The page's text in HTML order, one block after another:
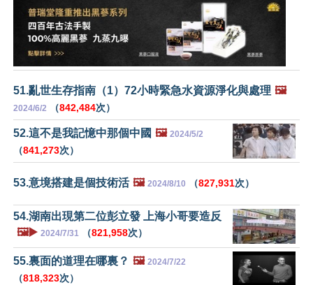
51.亂世生存指南（1）72小時緊急水資源淨化與處理 🖼️
2024/6/2 （842,484次）
52.這不是我記憶中那個中國 🖼️ 2024/5/2
（841,273次）
53.意境搭建是個技術活 🖼️ 2024/8/10 （827,931次）
54.湖南出現第二位彭立發 上海小哥要造反
🖼️▶️ 2024/7/31 （821,958次）
55.裏面的道理在哪裏？ 🖼️ 2024/7/22
（818,323次）